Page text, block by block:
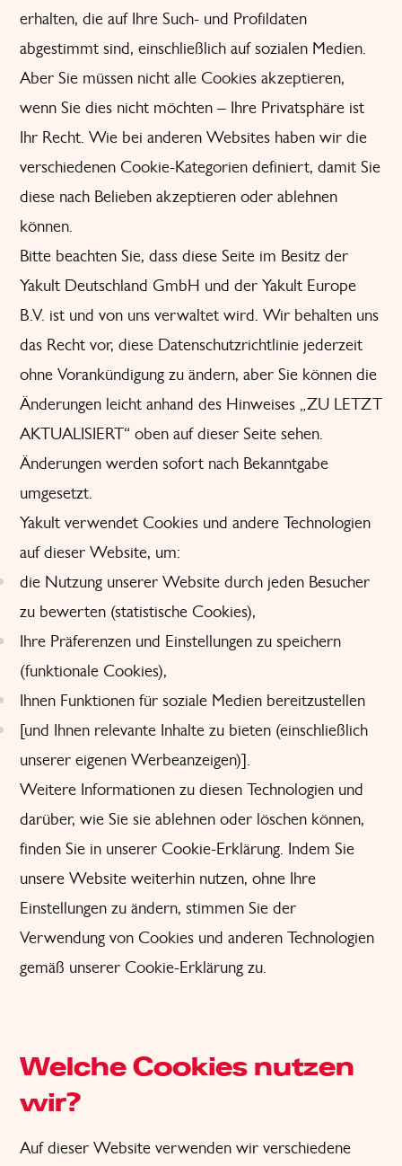
erhalten, die auf Ihre Such- und Profildaten
abgestimmt sind, einschließlich auf sozialen Medien.
Aber Sie müssen nicht alle Cookies akzeptieren,
wenn Sie dies nicht möchten – Ihre Privatsphäre ist
Ihr Recht. Wie bei anderen Websites haben wir die
verschiedenen Cookie-Kategorien definiert, damit Sie
diese nach Belieben akzeptieren oder ablehnen
können.
Bitte beachten Sie, dass diese Seite im Besitz der
Yakult Deutschland GmbH und der Yakult Europe
B.V. ist und von uns verwaltet wird. Wir behalten uns
das Recht vor, diese Datenschutzrichtlinie jederzeit
ohne Vorankündigung zu ändern, aber Sie können die
Änderungen leicht anhand des Hinweises „ZU LETZT
AKTUALISIERT“ oben auf dieser Seite sehen.
Änderungen werden sofort nach Bekanntgabe
umgesetzt.
Yakult verwendet Cookies und andere Technologien
auf dieser Website, um:
die Nutzung unserer Website durch jeden Besucher
zu bewerten (statistische Cookies),
Ihre Präferenzen und Einstellungen zu speichern
(funktionale Cookies),
Ihnen Funktionen für soziale Medien bereitzustellen
[und Ihnen relevante Inhalte zu bieten (einschließlich
unserer eigenen Werbeanzeigen)].
Weitere Informationen zu diesen Technologien und
darüber, wie Sie sie ablehnen oder löschen können,
finden Sie in unserer Cookie-Erklärung. Indem Sie
unsere Website weiterhin nutzen, ohne Ihre
Einstellungen zu ändern, stimmen Sie der
Verwendung von Cookies und anderen Technologien
gemäß unserer Cookie-Erklärung zu.
Welche Cookies nutzen
wir?
Auf dieser Website verwenden wir verschiedene